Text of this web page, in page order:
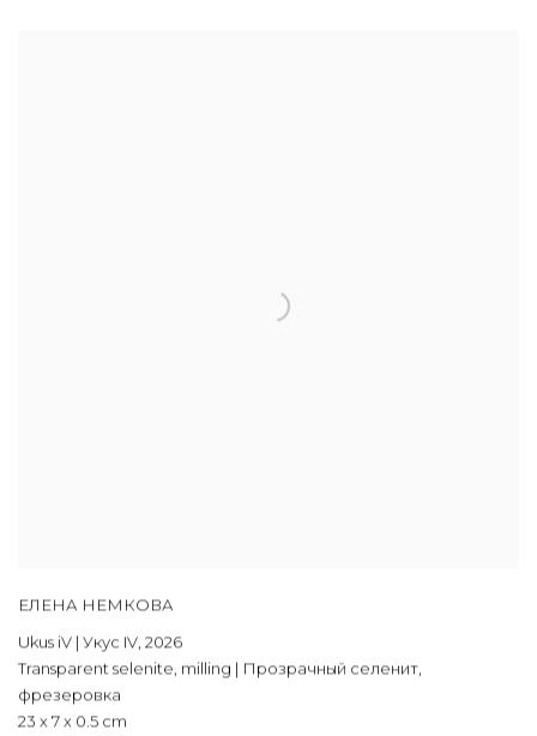
ЕЛЕНА НЕМКОВА
Ukus iV | Укус IV, 2026
Transparent selenite, milling | Прозрачный селенит,
фрезеровка
23 x 7 x 0.5 cm